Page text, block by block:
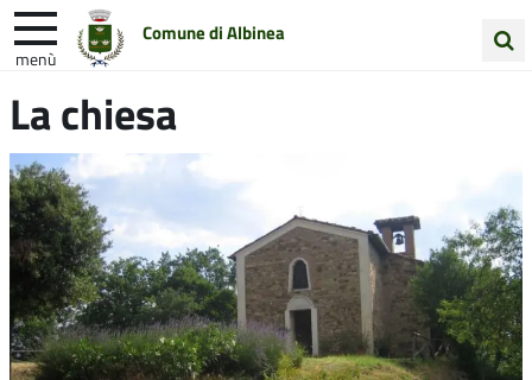
Comune di Albinea
menù
nel
sito
Unione Colline Matildiche
La chiesa